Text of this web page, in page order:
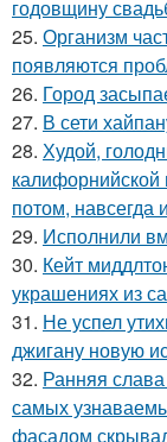
годовщину
25. Организм
появляются
26. Город
27. В сети
28. Худой,
потом, навсегда
29. Исполнили
30. Кейт
украшениях из
31. Не успел
джигану новую
32. Ранняя
самых
фасадом